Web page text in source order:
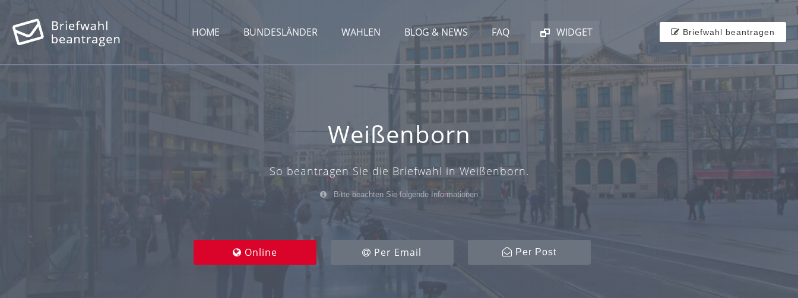
HOME BUNDESLÄNDER WAHLEN BLOG & NEWS FAQ WIDGET Briefwahl beantragen
Weißenborn
So beantragen Sie die Briefwahl in Weißenborn.
Bitte beachten Sie folgende Informationen
Online Per Email Per Post